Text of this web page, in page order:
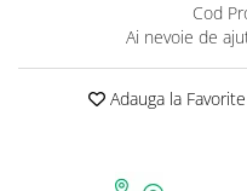
Cod
Ai nevoie de
Adauga la Favorite